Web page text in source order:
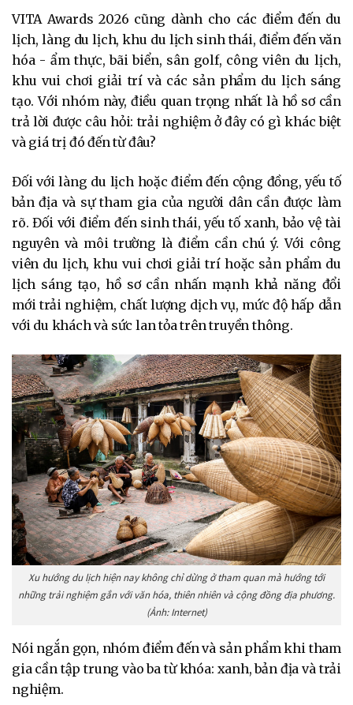
VITA Awards 2026 cũng dành cho các điểm đến du
lịch, làng du lịch, khu du lịch sinh thái, điểm đến văn
hóa - ẩm thực, bãi biển, sân golf, công viên du lịch,
khu vui chơi giải trí và các sản phẩm du lịch sáng
tạo. Với nhóm này, điều quan trọng nhất là hồ sơ cần
trả lời được câu hỏi: trải nghiệm ở đây có gì khác biệt
và giá trị đó đến từ đâu?
Đối với làng du lịch hoặc điểm đến cộng đồng, yếu tố
bản địa và sự tham gia của người dân cần được làm
rõ. Đối với điểm đến sinh thái, yếu tố xanh, bảo vệ tài
nguyên và môi trường là điểm cần chú ý. Với công
viên du lịch, khu vui chơi giải trí hoặc sản phẩm du
lịch sáng tạo, hồ sơ cần nhấn mạnh khả năng đổi
mới trải nghiệm, chất lượng dịch vụ, mức độ hấp dẫn
với du khách và sức lan tỏa trên truyền thông.
Xu hướng du lịch hiện nay không chỉ dừng ở tham quan mà hướng tới
những trải nghiệm gắn với văn hóa, thiên nhiên và cộng đồng địa phương.
(Ảnh: Internet)
Nói ngắn gọn, nhóm điểm đến và sản phẩm khi tham
gia cần tập trung vào ba từ khóa: xanh, bản địa và trải
nghiệm.